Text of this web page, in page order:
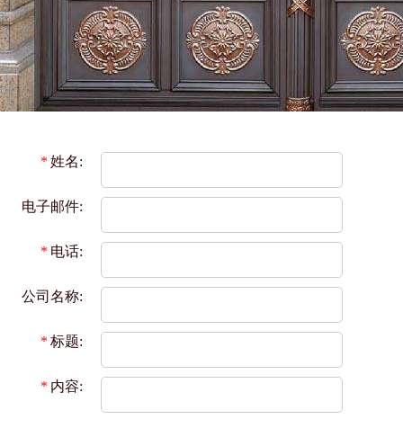
* 姓名:
电子邮件:
* 电话:
公司名称:
* 标题:
* 内容: